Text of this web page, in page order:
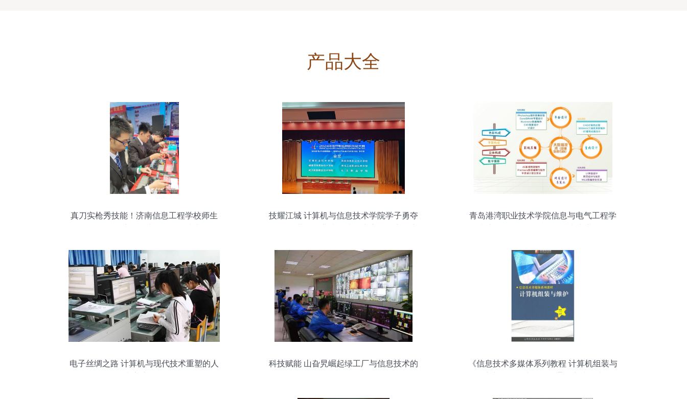
产品大全
真刀实枪秀技能！济南信息工程学校师生
技耀江城 计算机与信息技术学院学子勇夺
青岛港湾职业技术学院信息与电气工程学
电子丝绸之路 计算机与现代技术重塑的人
科技赋能 山旮旯崛起绿工厂与信息技术的
《信息技术多媒体系列教程 计算机组装与